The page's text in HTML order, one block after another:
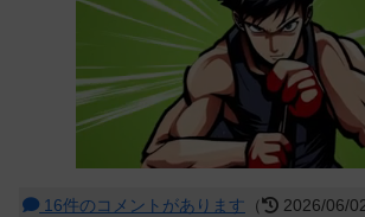
16件のコメントがあります （ 2026/06/02